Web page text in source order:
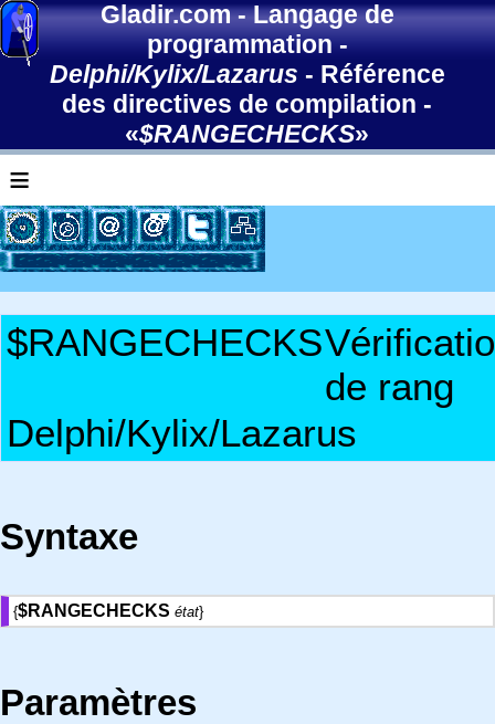
Gladir.com-Langage de
programmation-
Delphi/Kylix/Lazarus - Référence
des directives de compilation -
«$RANGECHECKS»
≡
$RANGECHECKS
de rang
Delphi/Kylix/Lazarus
Syntaxe
{$RANGECHECKS état}
Paramètres